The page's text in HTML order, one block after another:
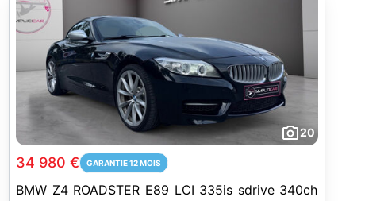
20
34 980 € GARANTIE 12 MOIS
BMW Z4 ROADSTER E89 LCI 335is sdrive 340ch